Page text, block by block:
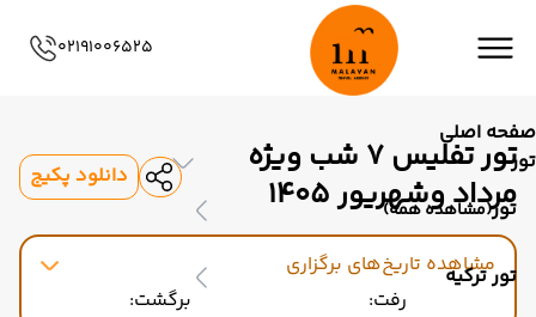
صفحه اصلی
تور
تور(مشاهده همه)
تور ترکیه
02191006525
تور تفلیس ۷ شب ویژه
مرداد وشهریور 1405
دانلود پکیج
مشاهده تاریخ‌های برگزاری
رفت:
برگشت: